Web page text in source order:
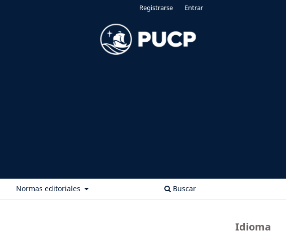
Normas editoriales Buscar
Registrarse Entrar
Idioma